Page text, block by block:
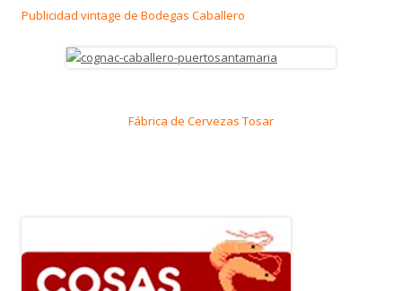
Publicidad vintage de Bodegas Caballero
Fábrica de Cervezas Tosar